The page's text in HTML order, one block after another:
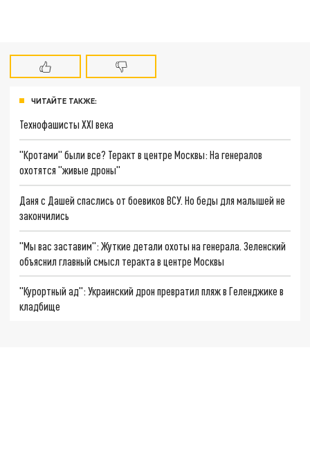
ЧИТАЙТЕ ТАКЖЕ:
Технофашисты XXI века
"Кротами" были все? Теракт в центре Москвы: На генералов
охотятся "живые дроны"
Даня с Дашей спаслись от боевиков ВСУ. Но беды для малышей не
закончились
"Мы вас заставим": Жуткие детали охоты на генерала. Зеленский
объяснил главный смысл теракта в центре Москвы
"Курортный ад": Украинский дрон превратил пляж в Геленджике в
кладбище